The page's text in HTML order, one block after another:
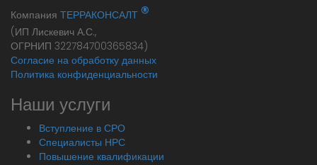
Компания ТЕРРАКОНСАЛТ ®
(ИП Лискевич А.С.,
ОГРНИП 322784700365834)
Согласие на обработку данных
Политика конфиденциальности
Наши услуги
Вступление в СРО
Специалисты НРС
Повышение квалификации